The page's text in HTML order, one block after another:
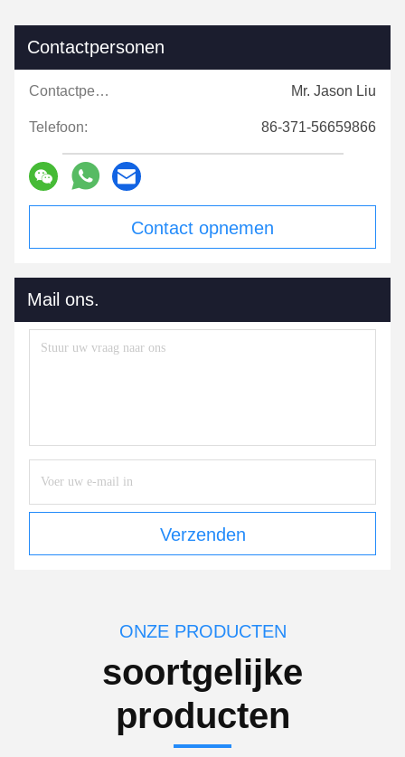
Contactpersonen
Contactpersonen: Mr. Jason Liu
Telefoon: 86-371-56659866
Contact opnemen
Mail ons.
Verzenden
ONZE PRODUCTEN
soortgelijke
producten